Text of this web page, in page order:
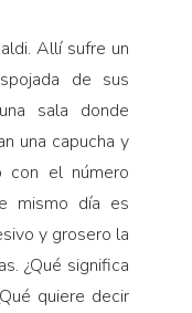
Allí sufre un
de sus
sala donde
una capucha y
con el número
mismo día es
y grosero la
¿Qué significa
quiere decir